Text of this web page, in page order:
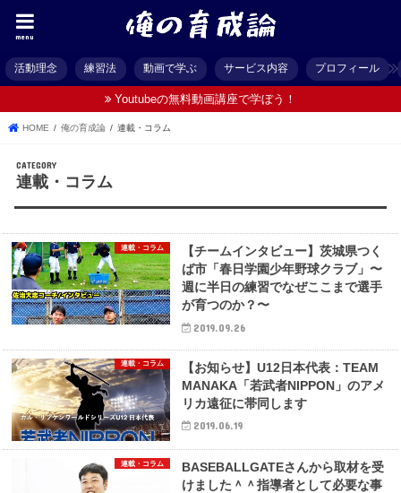
menu
活動理念 練習法 動画で学ぶ サービス内容 プロフィール
Youtubeの無料動画講座で学ぼう！
HOME 俺の育成論 連載・コラム
連載・コラム
連載・コラム
【チームインタビュー】茨城県つく
ば市「春日学園少年野球クラブ」〜
週に半日の練習でなぜここまで選手
が育つのか？〜
2019.09.26
連載・コラム
【お知らせ】U12日本代表：TEAM
MANAKA「若武者NIPPON」のアメ
リカ遠征に帯同します
2019.06.19
連載・コラム
BASEBALLGATEさんから取材を受
けました＾＾指導者として必要な事